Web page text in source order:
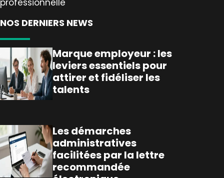
NOS DERNIERS NEWS
Marque employeur : les
leviers essentiels pour
attirer et fidéliser les
talents
Les démarches
administratives
facilitées par la lettre
recommandée